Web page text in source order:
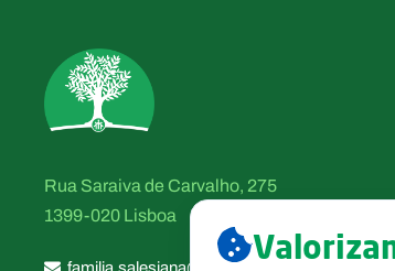
Rua Saraiva de Carvalho, 275
1399-020 Lisboa